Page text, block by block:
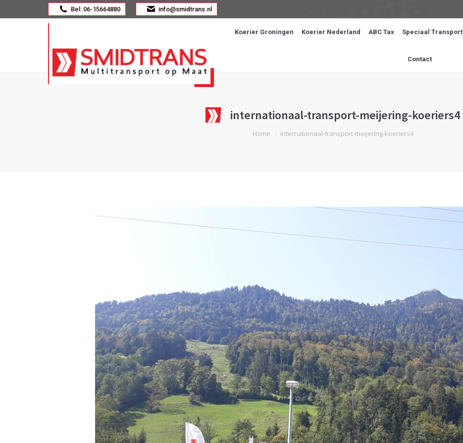
Bel: 06-15664880 info@smidtrans.nl
Koerier Groningen Koerier Nederland ABC Tax Speciaal Transport
Contact
internationaal-transport-meijering-koeriers4
Je bent hier:
Home internationaal-transport-meijering-koeriers4